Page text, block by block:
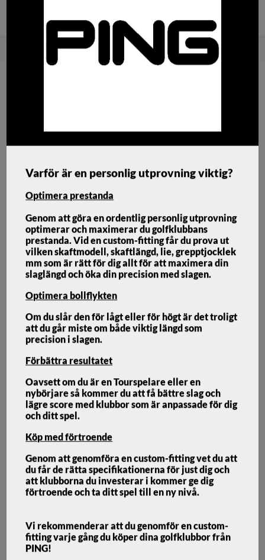
Brett sortiment med bra
Fri frakt över
Ping G440 LST Driver Custom
PING
PING G440 LST DRIVER CUSTOM
snabbare svingar och erbjuder mindre spinn, mer kontroll och
7 399kr
Vårt lägsta pris 1-30 dagar innan prissänkning:6899 kr
Varför är en personlig utprovning viktig?
Optimera prestanda
Genom att göra en ordentlig personlig utprovning
optimerar och maximerar du golfklubbans
prestanda. Vid en custom-fitting får du prova ut
vilken skaftmodell, skaftlängd, lie, grepptjocklek
mm som är rätt för dig allt för att maximera din
slaglängd och öka din precision med slagen.
Optimera bollflykten
Om du slår den för lågt eller för högt är det troligt
att du går miste om både viktig längd som
precision i slagen.
Förbättra resultatet
Oavsett om du är en Tourspelare eller en
nybörjare så kommer du att få bättre slag och
lägre score med klubbor som är anpassade för dig
och ditt spel.
Köp med förtroende
Genom att genomföra en custom-fitting vet du att
du får de rätta specifikationerna för just dig och
att klubborna du investerar i kommer ge dig
förtroende och ta ditt spel till en ny nivå.
Vi rekommenderar att du genomför en custom-
fitting varje gång du köper dina golfklubbor från
PING!